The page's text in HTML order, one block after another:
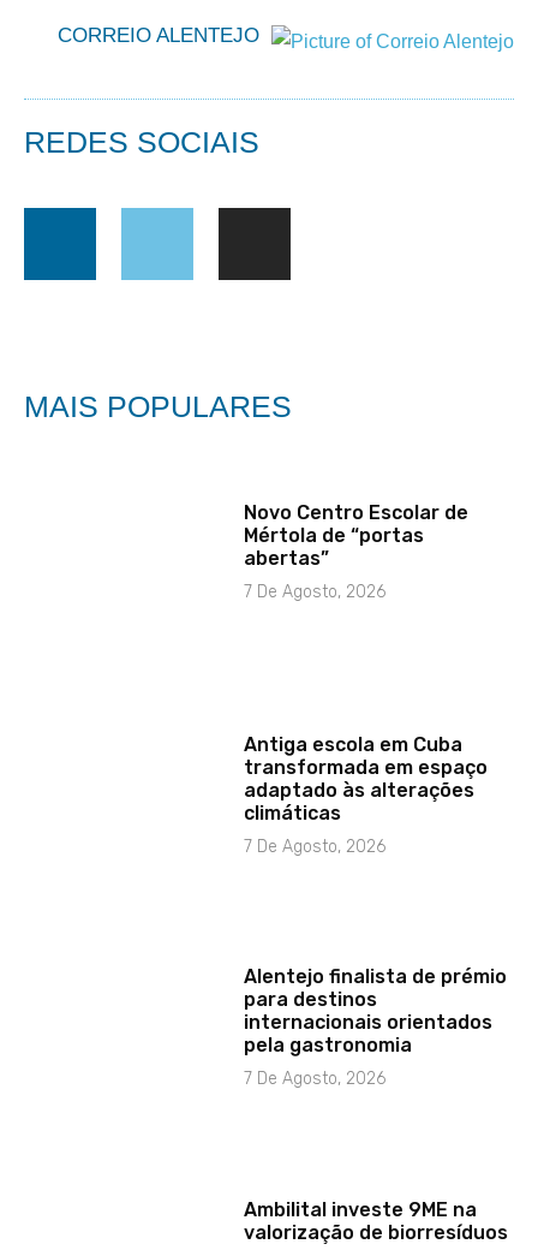
CORREIO ALENTEJO
REDES SOCIAIS
MAIS POPULARES
Novo Centro Escolar de
Mértola de “portas
abertas”
7 De Agosto, 2026
Antiga escola em Cuba
transformada em espaço
adaptado às alterações
climáticas
7 De Agosto, 2026
Alentejo finalista de prémio
para destinos
internacionais orientados
pela gastronomia
7 De Agosto, 2026
Ambilital investe 9ME na
valorização de biorresíduos